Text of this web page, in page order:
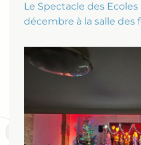
Le Spectacle des Ecoles
décembre à la salle des